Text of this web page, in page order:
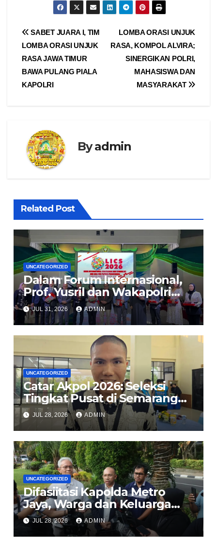
Navigasi
pos
LOMBA ORASI UNJUK
RASA, KOMPOL ALVIRA;
SINERGIKAN POLRI,
MAHASISWA DAN
MASYARAKAT
SABET JUARA I, TIM
LOMBA ORASI UNJUK
RASA JAWA TIMUR
BAWA PULANG PIALA
KAPOLRI
Byadmin
Related Post
UNCATEGORIZED
Dalam Forum Internasional,
Prof. Yusril dan Wakapolri
Serukan Penguatan
Kerangka Hukum Global
Lindungi Perempuan dan
Anak dari TPPO
JUL 31, 2026 ADMIN
UNCATEGORIZED
Catar Akpol 2026: Seleksi
Tingkat Pusat di Semarang
Usung Prinsip BETAH, Polri
Komitmen Rekrutmen Bersih
dan Transparan
JUL 28, 2026 ADMIN
UNCATEGORIZED
Difasiitasi Kapolda Metro
Jaya, Warga dan Keluarga
Korban Imbau Jaga
Kondusivitas
JUL 28, 2026 ADMIN